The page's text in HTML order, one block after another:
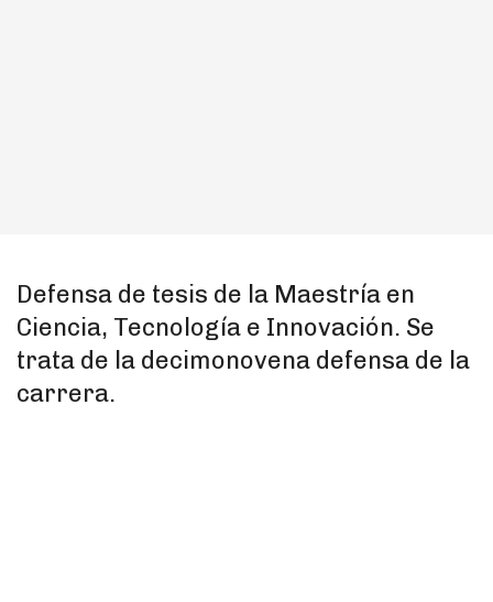
Defensa de tesis de la Maestría en
Ciencia, Tecnología e Innovación. Se
trata de la decimonovena defensa de la
carrera.